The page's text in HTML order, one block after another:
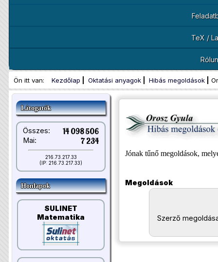
TeX /
Ön itt van: Kezdőlap Oktatási anyagok Hibás megoldások
Látogatók
Összes: 14 098 506
Mai: 7 234
216.73.217.33
(IP: 216.73.217.33)
Honlapok
SULINET
Matematika
Jónak tűnő megoldások,
Megoldások
Szerző